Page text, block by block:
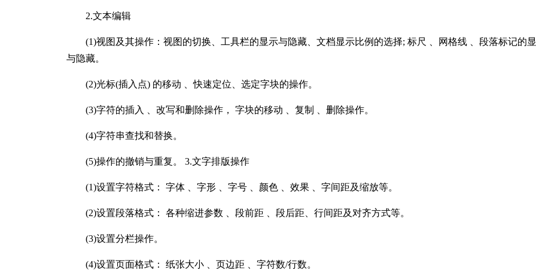
2.文本编辑
(1)视图及其操作：视图的切换、工具栏的显示与隐藏、文档显示比例的选择; 标尺 、网格线 、段落标记的
与隐藏。
(2)光标(插入点) 的移动 、快速定位、选定字块的操作。
(3)字符的插入 、改写和删除操作， 字块的移动 、复制 、删除操作。
(4)字符串查找和替换。
(5)操作的撤销与重复。 3.文字排版操作
(1)设置字符格式： 字体 、字形 、字号 、颜色 、效果 、字间距及缩放等。
(2)设置段落格式： 各种缩进参数 、段前距 、段后距、行间距及对齐方式等。
(3)设置分栏操作。
(4)设置页面格式： 纸张大小 、页边距 、字符数/行数。